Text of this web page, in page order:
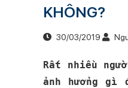
KHÔNG?
30/03/2019
Rất nhiều
ảnh hưởng gì